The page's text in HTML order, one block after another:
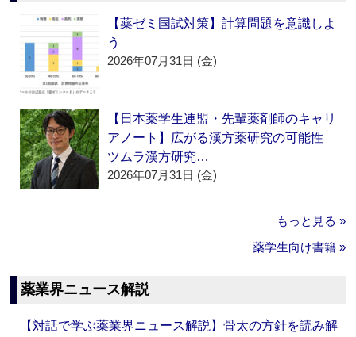
【薬ゼミ国試対策】計算問題を意識しよ
う
2026年07月31日 (金)
【日本薬学生連盟・先輩薬剤師のキャリ
アノート】広がる漢方薬研究の可能性
ツムラ漢方研究…
2026年07月31日 (金)
もっと見る »
薬学生向け書籍 »
薬業界ニュース解説
【対話で学ぶ薬業界ニュース解説】骨太の方針を読み解